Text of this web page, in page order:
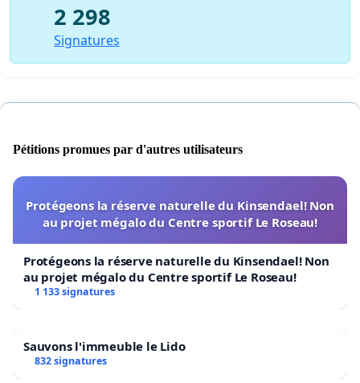
2 298
Signatures
Pétitions promues par d'autres utilisateurs
Protégeons la réserve naturelle du Kinsendael! Non
au projet mégalo du Centre sportif Le Roseau!
Protégeons la réserve naturelle du Kinsendael! Non
au projet mégalo du Centre sportif Le Roseau!
1 133 signatures
Sauvons l'immeuble le Lido
832 signatures